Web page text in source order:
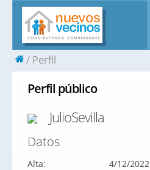
Perfil
Perfil público
JulioSevilla
Datos
Alta:
4/12/2022